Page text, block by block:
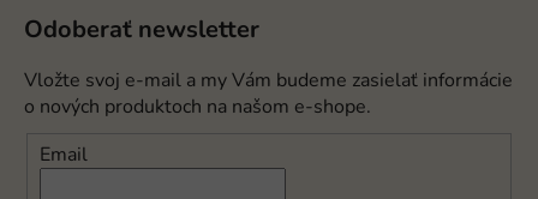
Odoberať newsletter
Vložte svoj e-mail a my Vám budeme zasielať informácie
o nových produktoch na našom e-shope.
Email